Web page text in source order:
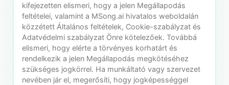
kifejezetten elismeri, hogy a jelen Megállapodás
feltételei, valamint a MSong.ai hivatalos weboldalán
közzétett Általános feltételek, Cookie-szabályzat és
Adatvédelmi szabályzat Önre kötelezőek. Továbbá
elismeri, hogy elérte a törvényes korhatárt és
rendelkezik a jelen Megállapodás megkötéséhez
szükséges jogkörrel. Ha munkáltató vagy szervezet
nevében jár el, megerősíti, hogy jogképességgel